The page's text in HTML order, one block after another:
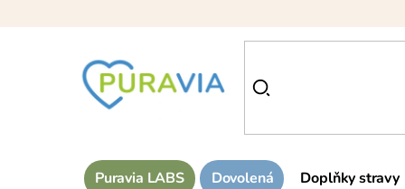
Puravia LABS Dovolená Doplňky stravy